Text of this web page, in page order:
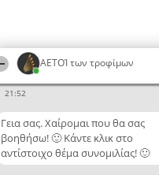
ΑΕΤΟΊ των τροφίμων
21:52
Γεια σας. Χαίρομαι που θα σας
βοηθήσω! 🙂 Κάντε κλικ στο
αντίστοιχο θέμα συνομιλίας! 🙂